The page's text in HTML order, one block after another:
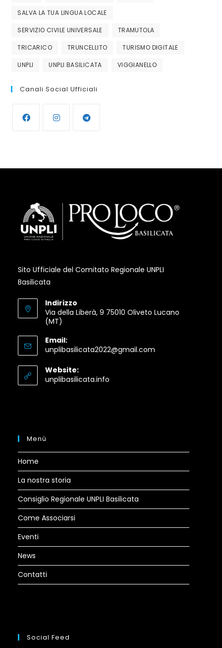
SALVA LA TUA LINGUA LOCALE
SERVIZIO CIVILE UNIVERSALE TRAMUTOLA
TRICARICO TRUNCELLITO TURISMO DIGITALE
UNPLI UNPLI BASILICATA VIGGIANELLO
Canali Social Ufficiali
Sito Ufficiale del Comitato Regionale UNPLI
Basilicata
Indirizzo
Via della Liberà, 9 75010 Oliveto Lucano
(MT)
Email:
unplibasilicata2022@gmail.comOpens
Website:
unplibasilicata.infoOpens
Menù
Home
La nostra storia
Consiglio Regionale UNPLI Basilicata
Come Associarsi
Eventi
News
Contatti
Social Feed